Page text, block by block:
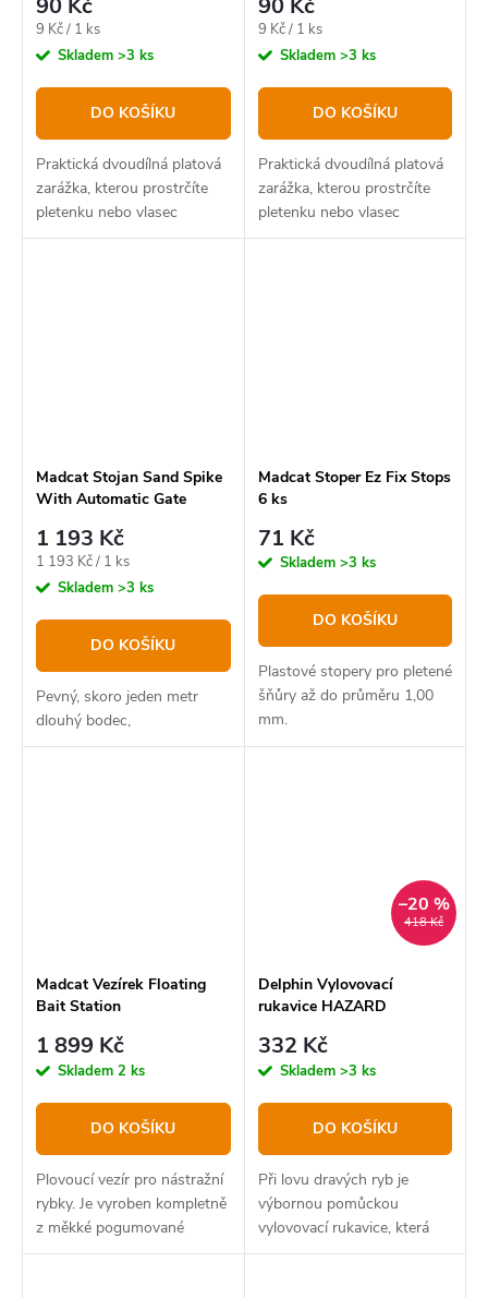
Měrná
cena:
9 Kč / 1 ks
Skladem >3 ks
DO KOŠÍKU
Praktická dvoudílná platová
zarážka, kterou prostrčíte
pletenku nebo vlasec
Měrná
cena:
9 Kč / 1 ks
Skladem >3 ks
DO KOŠÍKU
Praktická dvoudílná platová
zarážka, kterou prostrčíte
pletenku nebo vlasec
Madcat Stojan Sand Spike
With Automatic Gate
1 193 Kč
Měrná
cena:
1 193 Kč / 1 ks
Skladem >3 ks
DO KOŠÍKU
Pevný, skoro jeden metr
dlouhý bodec,
Madcat Stoper Ez Fix Stops
6 ks
71 Kč
Skladem >3 ks
DO KOŠÍKU
Plastové stopery pro pletené
šňůry až do průměru 1,00
mm.
Madcat Vezírek Floating
Bait Station
1 899 Kč
Skladem 2 ks
DO KOŠÍKU
Plovoucí vezír pro nástražní
rybky. Je vyroben kompletně
z měkké pogumované
síťoviny (100% polyester),
418 Kč
–20 %
Delphin Vylovovací
rukavice HAZARD
332 Kč
Skladem >3 ks
DO KOŠÍKU
Při lovu dravých ryb je
výbornou pomůckou
vylovovací rukavice, která
ochrání ruku před